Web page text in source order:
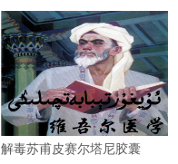
解毒苏甫皮赛尔塔尼胶囊